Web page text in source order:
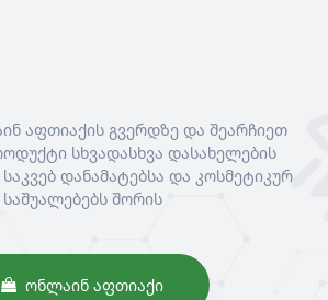
აფთიაქის გვერდზე და შეარჩიეთ
სხვადასხვა დასახელების
დანამატებსა და კოსმეტიკურ
საშუალებებს შორის
ᲝᲜᲚᲐᲘᲜ ᲐᲤᲗᲘᲐᲥᲘ